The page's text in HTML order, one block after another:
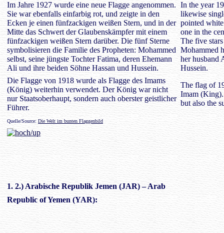
Im Jahre 1927 wurde eine neue Flagge angenommen.
Sie war ebenfalls einfarbig rot, und zeigte in den
Ecken je einen fünfzackigen weißen Stern, und in der
Mitte das Schwert der Glaubenskämpfer mit einem
fünfzackigen weißen Stern darüber. Die fünf Sterne
symbolisieren die Familie des Propheten: Mohammed
selbst, seine jüngste Tochter Fatima, deren Ehemann
Ali und ihre beiden Söhne Hassan und Hussein.
In the year
likewise
pointed
one in the
The five
Mohammed
her husband
Hussein.
Die Flagge von 1918 wurde als Flagge des Imams
(König) weiterhin verwendet. Der König war nicht
nur Staatsoberhaupt, sondern auch oberster geistlicher
Führer.
The flag of
Imam
but also the
Quelle/Source: Die Welt im bunten Flaggenbild
1. 2.) Arabische Republik Jemen (JAR) – Arab
Republic of Yemen (YAR):